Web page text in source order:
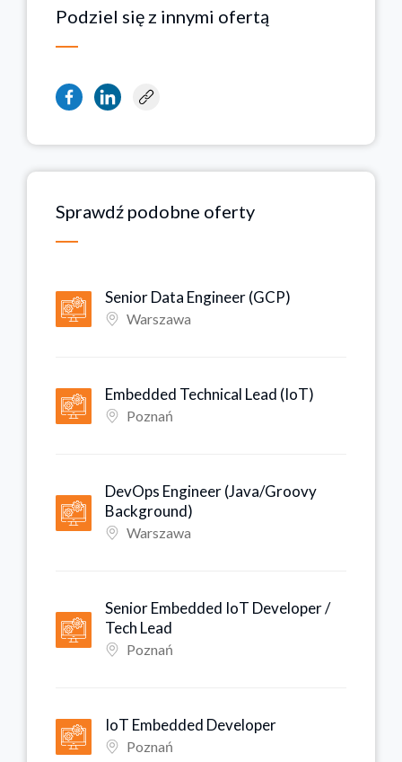
Podziel się z innymi ofertą
Sprawdź podobne oferty
Senior Data Engineer (GCP)
Warszawa
Embedded Technical Lead (IoT)
Poznań
DevOps Engineer (Java/Groovy
Background)
Warszawa
Senior Embedded IoT Developer /
Tech Lead
Poznań
IoT Embedded Developer
Poznań